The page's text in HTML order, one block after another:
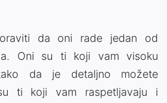
da oni rade jedan od
Oni su ti koji vam visoku
da je detaljno možete
ti koji vam raspetljavaju i